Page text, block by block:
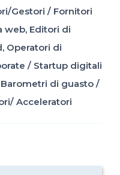
Gestori / Fornitori
web, Editori di
, Operatori di
/ Startup digitali
Barometri di guasto /
Acceleratori